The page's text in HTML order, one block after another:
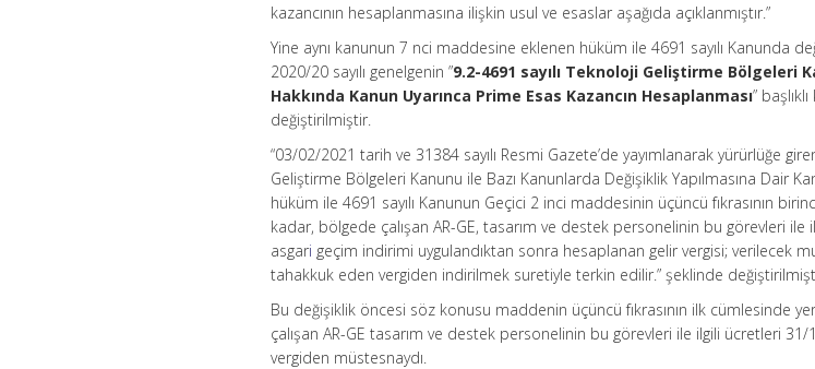
kazancının hesaplanmasına ilişkin usul ve esaslar aşağıda açıklanmıştır.”
Yine aynı kanunun 7 nci maddesine eklenen hüküm ile 4691 sayılı Kanunda
2020/20 sayılı genelgenin ”9.2-4691 sayılı Teknoloji Geliştirme Bölgeleri
Hakkında Kanun Uyarınca Prime Esas Kazancın Hesaplanması”
değiştirilmiştir.
“03/02/2021 tarih ve 31384 sayılı Resmi Gazete’de yayımlanarak yürürlüğe
Geliştirme Bölgeleri Kanunu ile Bazı Kanunlarda Değişiklik Yapılmasına Dair
hüküm ile 4691 sayılı Kanunun Geçici 2 inci maddesinin üçüncü fıkrasının
kadar, bölgede çalışan AR-GE, tasarım ve destek personelinin bu görevleri ile
asgari geçim indirimi uygulandıktan sonra hesaplanan gelir vergisi; verilecek
tahakkuk eden vergiden indirilmek suretiyle terkin edilir.” şeklinde
Bu değişiklik öncesi söz konusu maddenin üçüncü fıkrasının ilk cümlesinde
çalışan AR-GE tasarım ve destek personelinin bu görevleri ile ilgili ücretleri
vergiden müstesnaydı.